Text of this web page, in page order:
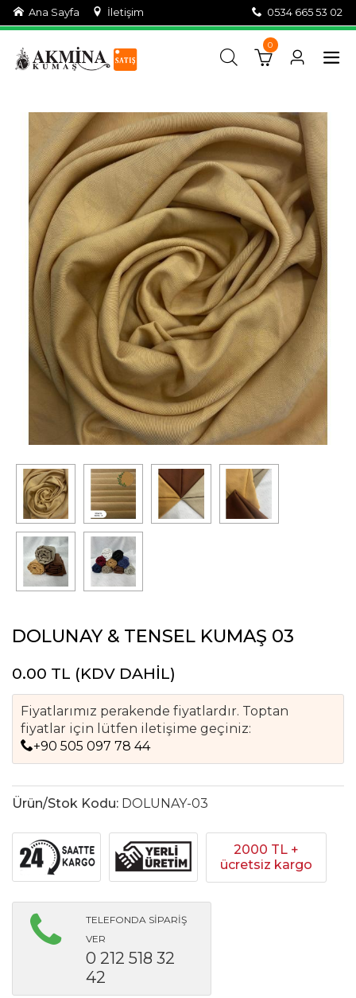
Ana Sayfa İletişim 0534 665 53 02
0
DOLUNAY & TENSEL KUMAŞ 03
0.00 TL (KDV DAHİL)
Fiyatlarımız perakende fiyatlardır. Toptan
fiyatlar için lütfen iletişime geçiniz:
+90 505 097 78 44
Ürün/Stok Kodu: DOLUNAY-03
2000 TL +
ücretsiz kargo
TELEFONDA SİPARİŞ
VER
0 212 518 32
42